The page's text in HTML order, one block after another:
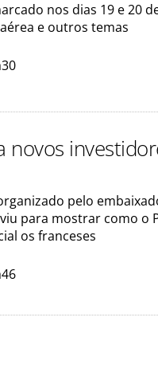
nos dias 19 e 20
e outros temas
novos
pelo
para mostrar como o
os franceses